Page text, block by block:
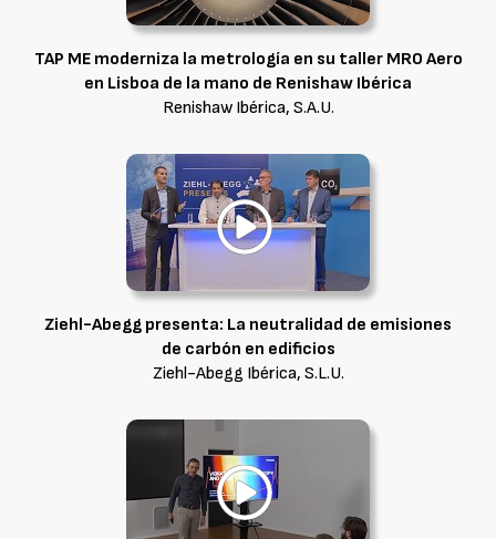
TAP ME moderniza la metrología en su taller MRO Aero
en Lisboa de la mano de Renishaw Ibérica
Renishaw Ibérica, S.A.U.
Ziehl-Abegg presenta: La neutralidad de emisiones
de carbón en edificios
Ziehl-Abegg Ibérica, S.L.U.